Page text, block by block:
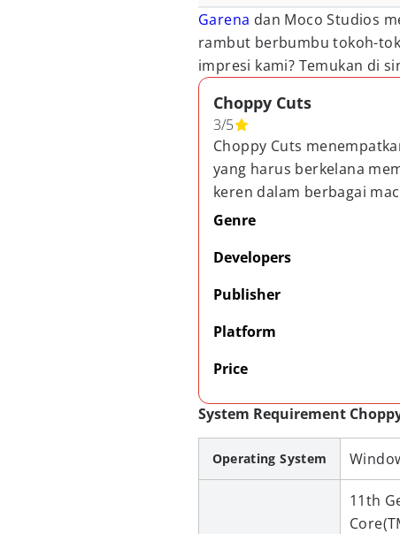
Garena dan Moco Studios
rambut berbumbu tokoh-
impresi kami? Temukan di
Choppy Cuts
3/5
Choppy Cuts
yang harus berkelana
keren dalam berbagai
Genre
Developers
Publisher
Platform
Price
System Requirement
Operating System
11th